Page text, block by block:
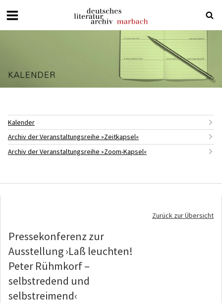
Deutsches
Literaturarchiv
Kalender
Archiv der Veranstaltungsreihe »Zeitkapsel«
Archiv der Veranstaltungsreihe »Zoom-Kapsel«
Zurück zur Übersicht
Pressekonferenz zur
Ausstellung ›Laß leuchten!
Peter Rühmkorf –
selbstredend und
selbstreimend‹